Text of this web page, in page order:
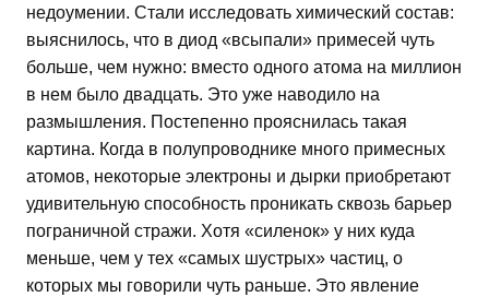
недоумении. Стали исследовать химический состав:
выяснилось, что в диод «всыпали» примесей чуть
больше, чем нужно: вместо одного атома на миллион
в нем было двадцать. Это уже наводило на
размышления. Постепенно прояснилась такая
картина. Когда в полупроводнике много примесных
атомов, некоторые электроны и дырки приобретают
удивительную способность проникать сквозь барьер
пограничной стражи. Хотя «силенок» у них куда
меньше, чем у тех «самых шустрых» частиц, о
которых мы говорили чуть раньше. Это явление